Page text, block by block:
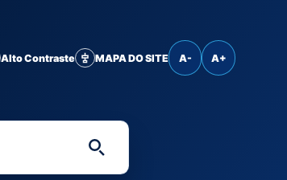
Alto Contraste MAPA DO SITE A- A+
Digite uma palavra-